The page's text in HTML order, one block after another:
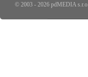
© 2003 - 2026 pdMEDIA s.r.o.